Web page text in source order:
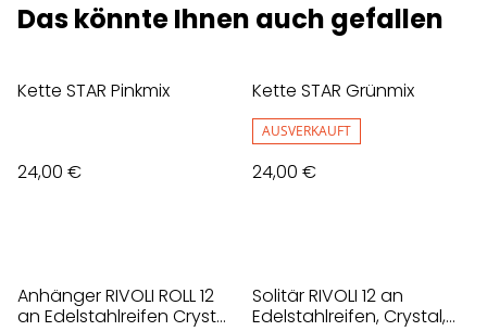
Das könnte Ihnen auch gefallen
Kette STAR Pinkmix
24,00 €
Kette STAR Grünmix
AUSVERKAUFT
24,00 €
Anhänger RIVOLI ROLL 12
an Edelstahlreifen Crystal,
Solitär RIVOLI 12 an
Edelstahlreifen, Crystal,